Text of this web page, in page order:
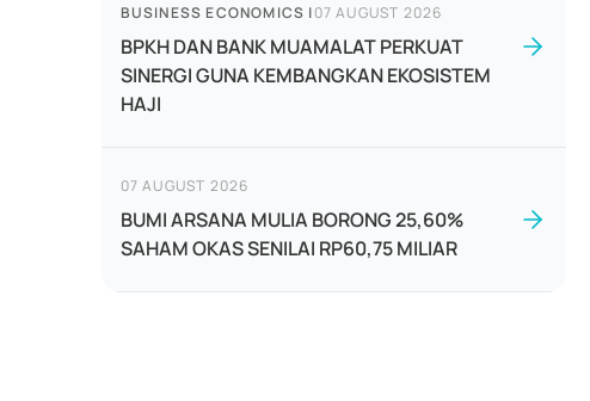
BUSINESS ECONOMICS |07 AUGUST 2026
BPKH DAN BANK MUAMALAT PERKUAT
SINERGI GUNA KEMBANGKAN EKOSISTEM
HAJI
07 AUGUST 2026
BUMI ARSANA MULIA BORONG 25,60%
SAHAM OKAS SENILAI RP60,75 MILIAR